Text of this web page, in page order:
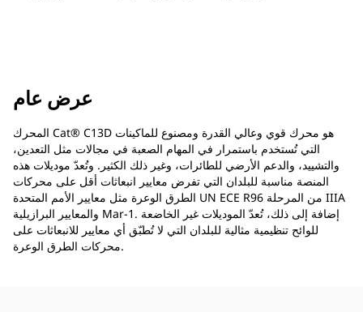
عرض عام
المحرك Cat® C13D هو محرك قوي وعالي القدرة ومصنوع للماكينات
التي تُستخدم باستمرار في المهام الصعبة في مجالات مثل التعدين،
والتشييد، والدعم الأرضي للطائرات، وغير ذلك الكثير. وتُعدّ موديلات هذه
المنصة مناسبة للبلدان التي تفرض معايير انبعاثات أقل على محركات
الطرق الوعرة مثل معايير الأمم المتحدة UN ECE R96 من المرحلة IIIA
والمعايير البرازيلية Mar-1. إضافة إلى ذلك، تُعدّ الموديلات غير الخاضعة
للوائح تنظيمية مثالية للبلدان التي لا تُطبّق أي معايير للانبعاثات على
محركات الطرق الوعرة.